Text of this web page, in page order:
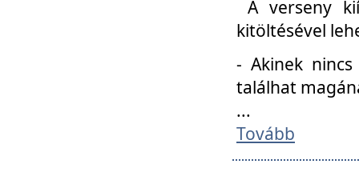
A verseny
kitöltésével
- Akinek
találhat
...
Tovább